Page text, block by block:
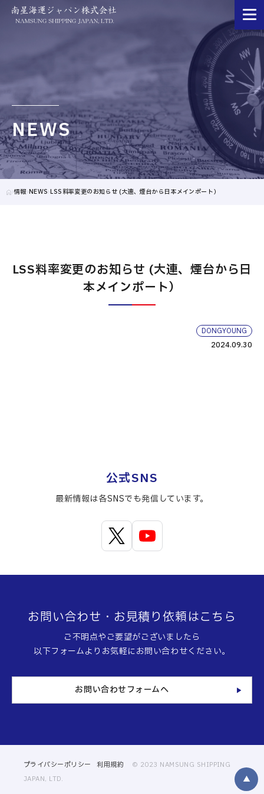
NEWS
情報 NEWS LSS料率変更のお知らせ (大連、煙台から日本メインポート）
LSS料率変更のお知らせ (大連、煙台から日
本メインポート）
DONGYOUNG
2024.09.30
公式SNS
最新情報は各SNSでも発信しています。
お問い合わせ・お見積り依頼はこちら
ご不明点やご要望がございましたら
以下フォームよりお気軽にお問い合わせください。
お問い合わせフォームへ
プライバシーポリシー 利用規約
© 2023 NAMSUNG SHIPPING
JAPAN, LTD.
▲